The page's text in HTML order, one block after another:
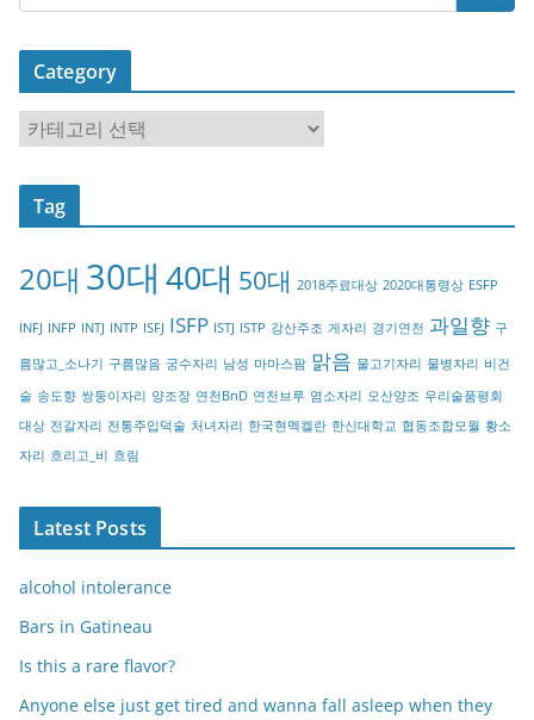
Category
a
t
o
y
Tag
20대 30대 40대 50대 2018주료대상 2020대통령상 ESFP
INFJ INFP INTJ INTP ISFJ ISFP ISTJ ISTP 강산주조 게자리 경기연천 과일향 구
름많고_소나기 구름많음 궁수자리 남성 마마스팜 맑음 물고기자리 물병자리 비건
술 송도향 쌍둥이자리 양조장 연천BnD 연천브루 염소자리 오산양조 우리술품평회
대상 전갈자리 전통주입덕술 처녀자리 한국현멕켈란 한신대학교 협동조합모월 황소
자리 흐리고_비 흐림
Latest Posts
alcohol intolerance
Bars in Gatineau
Is this a rare flavor?
Anyone else just get tired and wanna fall asleep when they